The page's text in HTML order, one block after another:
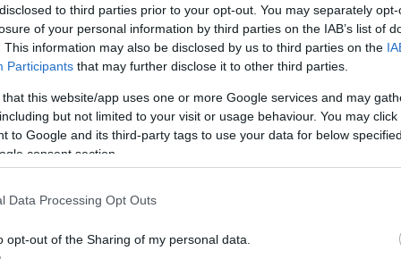
to third parties prior to your opt-out. You may separately
of your personal information by third parties on the IAB’s list of
This information may also be disclosed by us to third parties on the
Participants that may further disclose it to other third parties.
that this website/app uses one or more Google services and may
but not limited to your visit or usage behaviour. You may
to Google and its third-party tags to use your data for below
consent section.
Data Processing Opt Outs
opt-out of the Sharing of my personal data.
félévben a Vizuális Művészeti
hogy minél többen megismerjék
mesterszakokat, és ezzel is segítsék a
direkt módon szólítja meg a fiatalokat, de